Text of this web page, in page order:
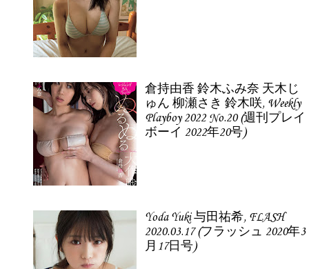
倉持由香 鈴木ふみ奈 天木じ
ゅん 柳瀬さき 鈴木咲, Weekly
Playboy 2022 No.20 (週刊プレイ
ボーイ 2022年20号)
Yoda Yuki 与田祐希, FLASH
2020.03.17 (フラッシュ 2020年3
月17日号)